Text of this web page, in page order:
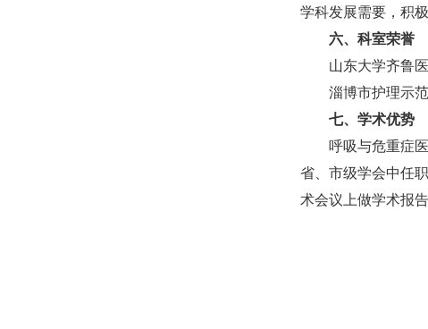
学科发展需要，积
六、科室荣誉
山东大学齐鲁
淄博市护理示
七、学术优势
呼吸与危重症
省、市级学会中任
术会议上做学术报